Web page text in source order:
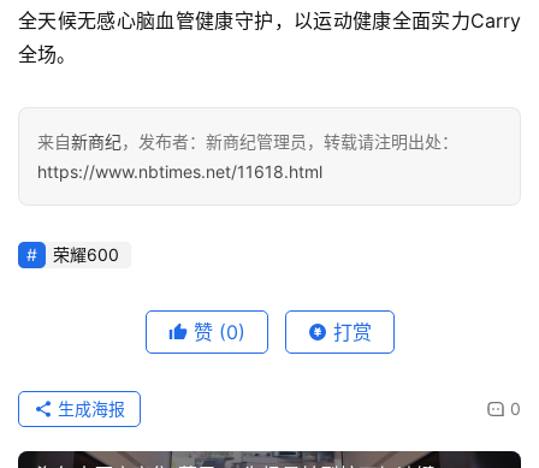
全天候无感心脑血管健康守护，以运动健康全面实力Carry
全场。
来自新商纪，发布者：新商纪管理员，转载请注明出处：
https://www.nbtimes.net/11618.html
荣耀600
赞 (0) 打赏
0
生成海报